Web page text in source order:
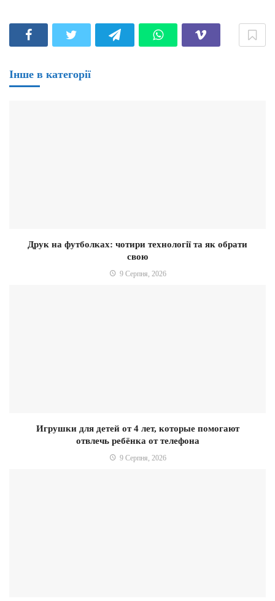
Інше в категорії
Друк на футболках: чотири технології та як обрати
свою
9 Серпня, 2026
Игрушки для детей от 4 лет, которые помогают
отвлечь ребёнка от телефона
9 Серпня, 2026